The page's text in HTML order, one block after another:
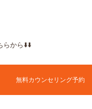
らから⬇️⬇️
無料カウンセリング予約